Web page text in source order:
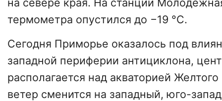
термометра опустился до −19 °C.
Сегодня Приморье оказалось под
западной периферии антициклона,
располагается над акваторией
ветер сменится на западный, юго-